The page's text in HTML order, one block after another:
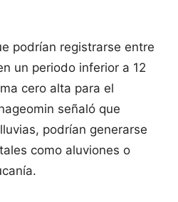
podrían registrarse entre
un periodo inferior a 12
cero alta para el
señaló que
podrían generarse
como aluviones o